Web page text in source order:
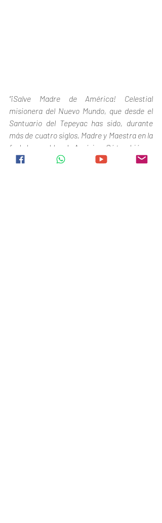
“¡Salve Madre de América! Celestial
misionera del Nuevo Mundo, que desde el
Santuario del Tepeyac has sido, durante
más de cuatro siglos, Madre y Maestra en la
fe de los pueblos de América. Sé también su
amparo y sálvalos oh Inmaculada María;